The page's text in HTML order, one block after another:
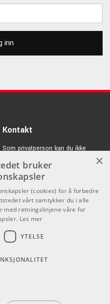
Kontakt
Som privatperson kan du ikke
kjøpe på denne nettsiden, alt salg
skjer gjennom våre forhandlere.
info@emnordic.no
×
bruker
(cookies) for å forbedre
vårt samtykker du i alle
med retningslinjene våre for
Les mer
YTELSE